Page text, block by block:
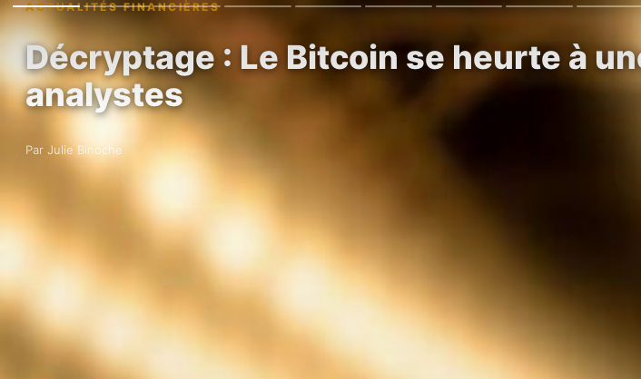
ACTUALITÉS FINANCIÈRES
Décryptage : Le Bitcoin se heurte à
analystes
Par Julie Binoche